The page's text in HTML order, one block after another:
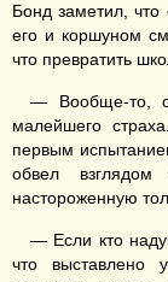
Бонд заметил, что
его и коршуном
что превратить
— Вообще-то,
малейшего
первым
обвел
настороженную
— Если кто
что выставлено